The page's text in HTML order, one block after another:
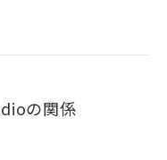
の関係